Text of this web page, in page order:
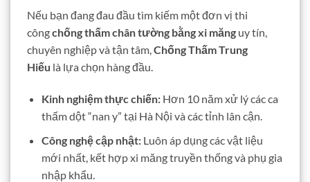
Nếu bạn đang đau đầu tìm kiếm một đơn vị thi
côngchống thấm chân tường bằng xi măng uy tín,
chuyên nghiệp và tận tâm,Chống Thấm Trung
Hiếu là lựa chọn hàng đầu.
Kinh nghiệm thực chiến:Hơn 10 năm xử lý các ca
thấm dột “nan y” tại Hà Nội và các tỉnh lân cận.
Công nghệ cập nhật:Luôn áp dụng các vật liệu
mới nhất, kết hợp xi măng truyền thống và phụ gia
nhập khẩu.